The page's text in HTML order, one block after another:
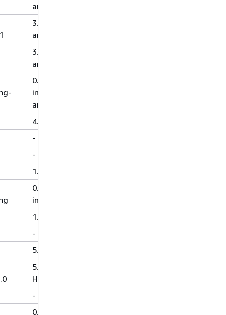
amzn-0
3.2.1-
amzn-0
3.1.2-
amzn-0
0.5.0-
incubating-
amzn-1
4.4.0
-
-
1.0.0
0.6.0-
incubating
1.5.1
-
5.1.0
5.0.0-
HBase-2.0
-
0.230